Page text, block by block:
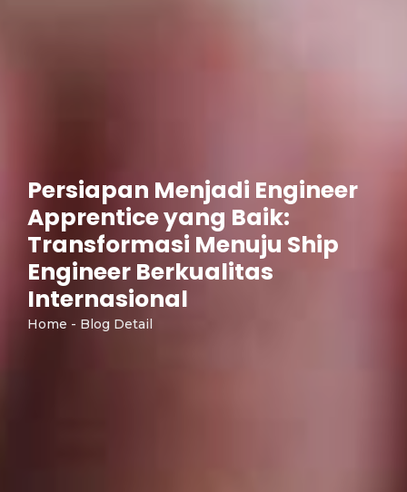
Persiapan Menjadi Engineer
Apprentice yang Baik:
Transformasi Menuju Ship
Engineer Berkualitas
Internasional
Home - Blog Detail